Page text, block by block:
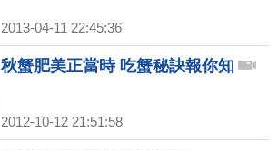
2013-04-11 22:45:36
秋蟹肥美正當時 吃蟹秘訣報你知
2012-10-12 21:51:58